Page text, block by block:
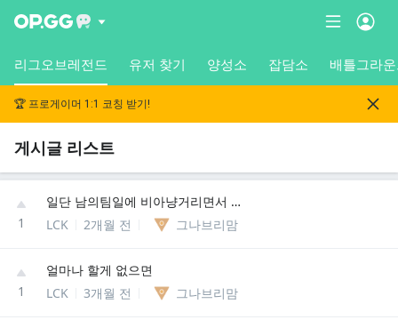
리그오브레전드 유저 찾기 양성소 잡담소 배틀그라
🏆 프로게이머 1:1 코칭 받기!
게시글 리스트
1
일단 남의팀일에 비아냥거리면서 업보 쌓으면 안됨
LCK
2개월 전 그나브리맘
1
얼마나 할게 없으면
LCK
3개월 전 그나브리맘